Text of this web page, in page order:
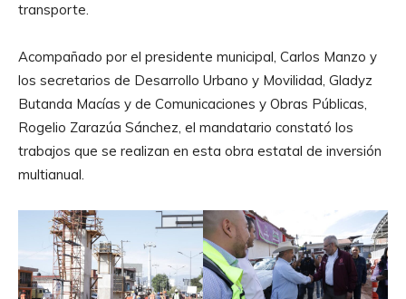
transporte.
Acompañado por el presidente municipal, Carlos Manzo y
los secretarios de Desarrollo Urbano y Movilidad, Gladyz
Butanda Macías y de Comunicaciones y Obras Públicas,
Rogelio Zarazúa Sánchez, el mandatario constató los
trabajos que se realizan en esta obra estatal de inversión
multianual.